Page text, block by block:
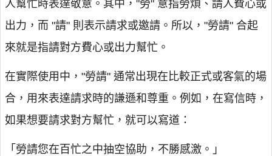
人幫忙時表達敬意。其中，"勞" 意指勞煩、請人費心或
出力，而 "請" 則表示請求或邀請。所以，"勞請" 合起
來就是指請對方費心或出力幫忙。
在實際使用中，"勞請" 通常出現在比較正式或客氣的場
合，用來表達請求時的謙遜和尊重。例如，在寫信時，
如果想要請求對方幫忙，就可以寫道：
「勞請您在百忙之中抽空協助，不勝感激。」